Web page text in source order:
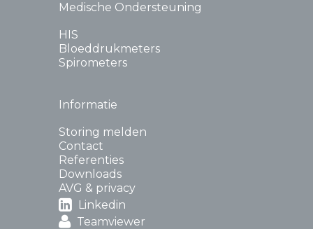
Medische Ondersteuning
HIS
Bloeddrukmeters
Spirometers
Informatie
Storing melden
Contact
Referenties
Downloads
AVG & privacy
Linkedin
Teamviewer